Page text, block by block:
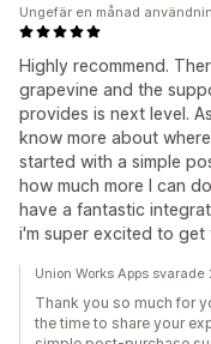
Highly recommend.
grapevine and the
provides is next level.
know more about
started with a simple
how much more I can
have a fantastic
i'm super excited to get
Ungefär en månad
Union Works Apps
Thank you so much for
the time to share your